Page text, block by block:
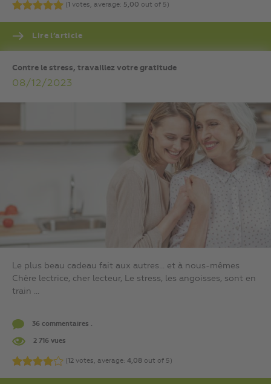
(1 votes, average: 5,00 out of 5)
Lire l’article
Contre le stress, travaillez votre gratitude
08/12/2023
Le plus beau cadeau fait aux autres… et à nous-mêmes
Chère lectrice, cher lecteur, Le stress, les angoisses, sont en
train ...
36 commentaires .
2 716 vues
(12 votes, average: 4,08 out of 5)